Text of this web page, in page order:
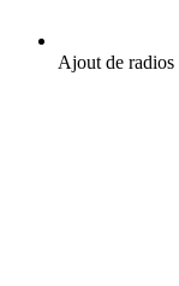
Ajout de radios